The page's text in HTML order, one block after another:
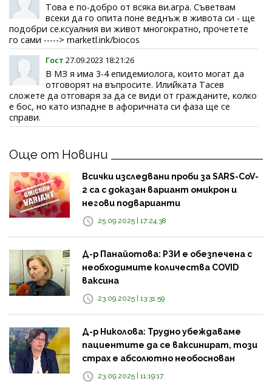
Това е по-добро от всяка ви.агра. Съветвам
всеки да го опита поне веднъж в живота си - ще
подобри се.ксуалния ви живот многократно, прочетете
го сами -----> marketl.ink/biocos
Гост 27.09.2023 18:21:26
В МЗ я има 3-4 епидемиолога, които могат да
отговорят на въпросите. Илийката Тасев
сложете да отговаря за да се види от гражданите, колко
е бос, но като изпадне в афоричната си фаза ще се
справи.
Още от Новини
Всички изследвани проби за SARS-CoV-
2 са с доказан вариант омикрон и
негови подварианти
25.09.2025 | 17:24:38
Д-р Панайотова: РЗИ е обезпечена с
необходимите количества COVID
ваксина
23.09.2025 | 13:31:59
Д-р Николова: Трудно убеждаваме
пациентите да се ваксинират, този
страх е абсолютно необоснован
23.09.2025 | 11:19:17